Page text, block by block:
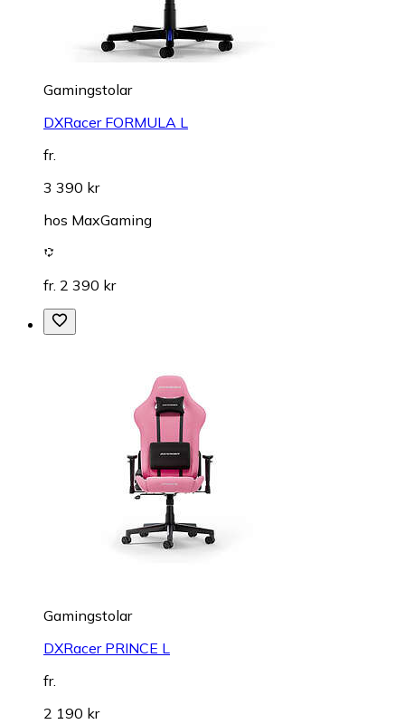
Gamingstolar
DXRacer FORMULA L
fr.
3 390 kr
hos MaxGaming
fr. 2 390 kr
Gamingstolar
DXRacer PRINCE L
fr.
2 190 kr